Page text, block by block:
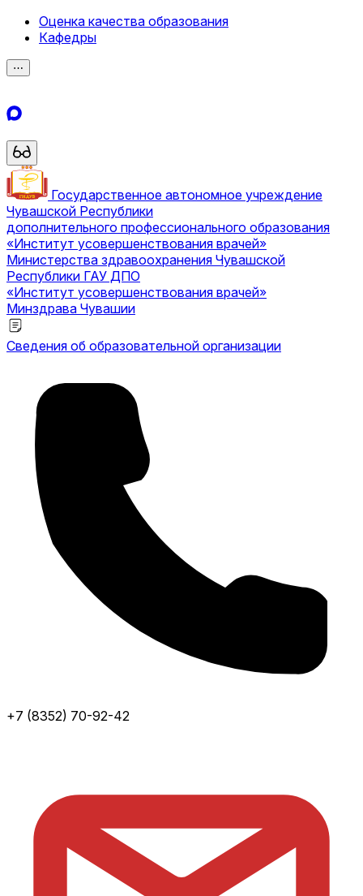
Оценка качества образования
Кафедры
⋯
Государственное автономное учреждение
Чувашской Республики
дополнительного профессионального образования
«Институт усовершенствования врачей»
Министерства здравоохранения Чувашской
Республики ГАУ ДПО
«Институт усовершенствования врачей»
Минздрава Чувашии
Сведения об образовательной организации
+7 (8352) 70-92-42